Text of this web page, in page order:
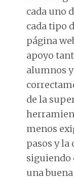
cada uno
cada tipo
página
apoyo
alumnos
de la
menos
pasos y la
siguiendo
una